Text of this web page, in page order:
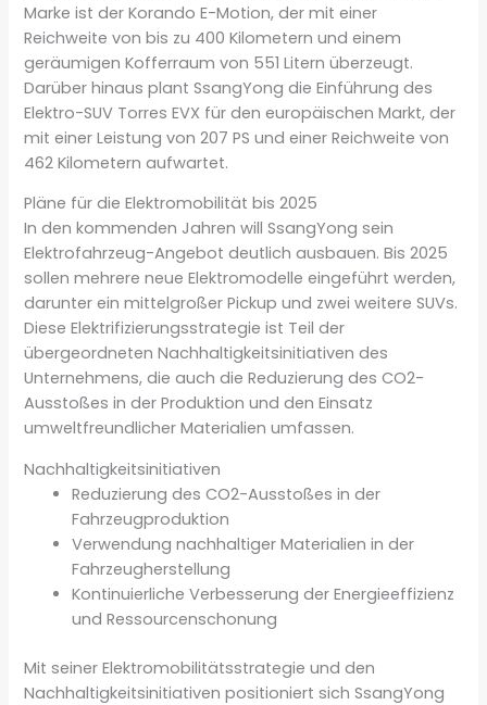
Marke ist der Korando E-Motion, der mit einer
Reichweite von bis zu 400 Kilometern und einem
geräumigen Kofferraum von 551 Litern überzeugt.
Darüber hinaus plant SsangYong die Einführung des
Elektro-SUV Torres EVX für den europäischen Markt, der
mit einer Leistung von 207 PS und einer Reichweite von
462 Kilometern aufwartet.
Pläne für die Elektromobilität bis 2025
In den kommenden Jahren will SsangYong sein
Elektrofahrzeug-Angebot deutlich ausbauen. Bis 2025
sollen mehrere neue Elektromodelle eingeführt werden,
darunter ein mittelgroßer Pickup und zwei weitere SUVs.
Diese Elektrifizierungsstrategie ist Teil der
übergeordneten Nachhaltigkeitsinitiativen des
Unternehmens, die auch die Reduzierung des CO2-
Ausstoßes in der Produktion und den Einsatz
umweltfreundlicher Materialien umfassen.
Nachhaltigkeitsinitiativen
Reduzierung des CO2-Ausstoßes in der
Fahrzeugproduktion
Verwendung nachhaltiger Materialien in der
Fahrzeugherstellung
Kontinuierliche Verbesserung der Energieeffizienz
und Ressourcenschonung
Mit seiner Elektromobilitätsstrategie und den
Nachhaltigkeitsinitiativen positioniert sich SsangYong